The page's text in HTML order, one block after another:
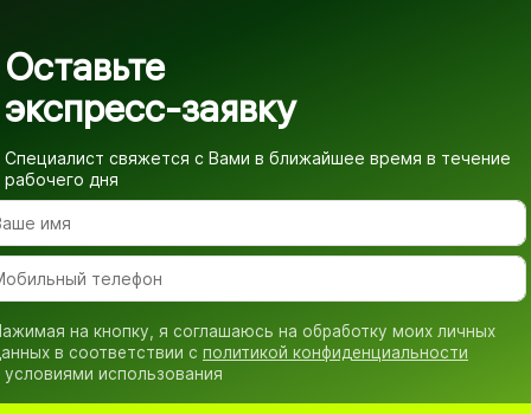
Оставьте
экспресс-заявку
Специалист свяжется с Вами в ближайшее время в течение
рабочего дня
на кнопку, я соглашаюсь на обработку моих личных
в соответствии с политикой конфиденциальности
условиями использования